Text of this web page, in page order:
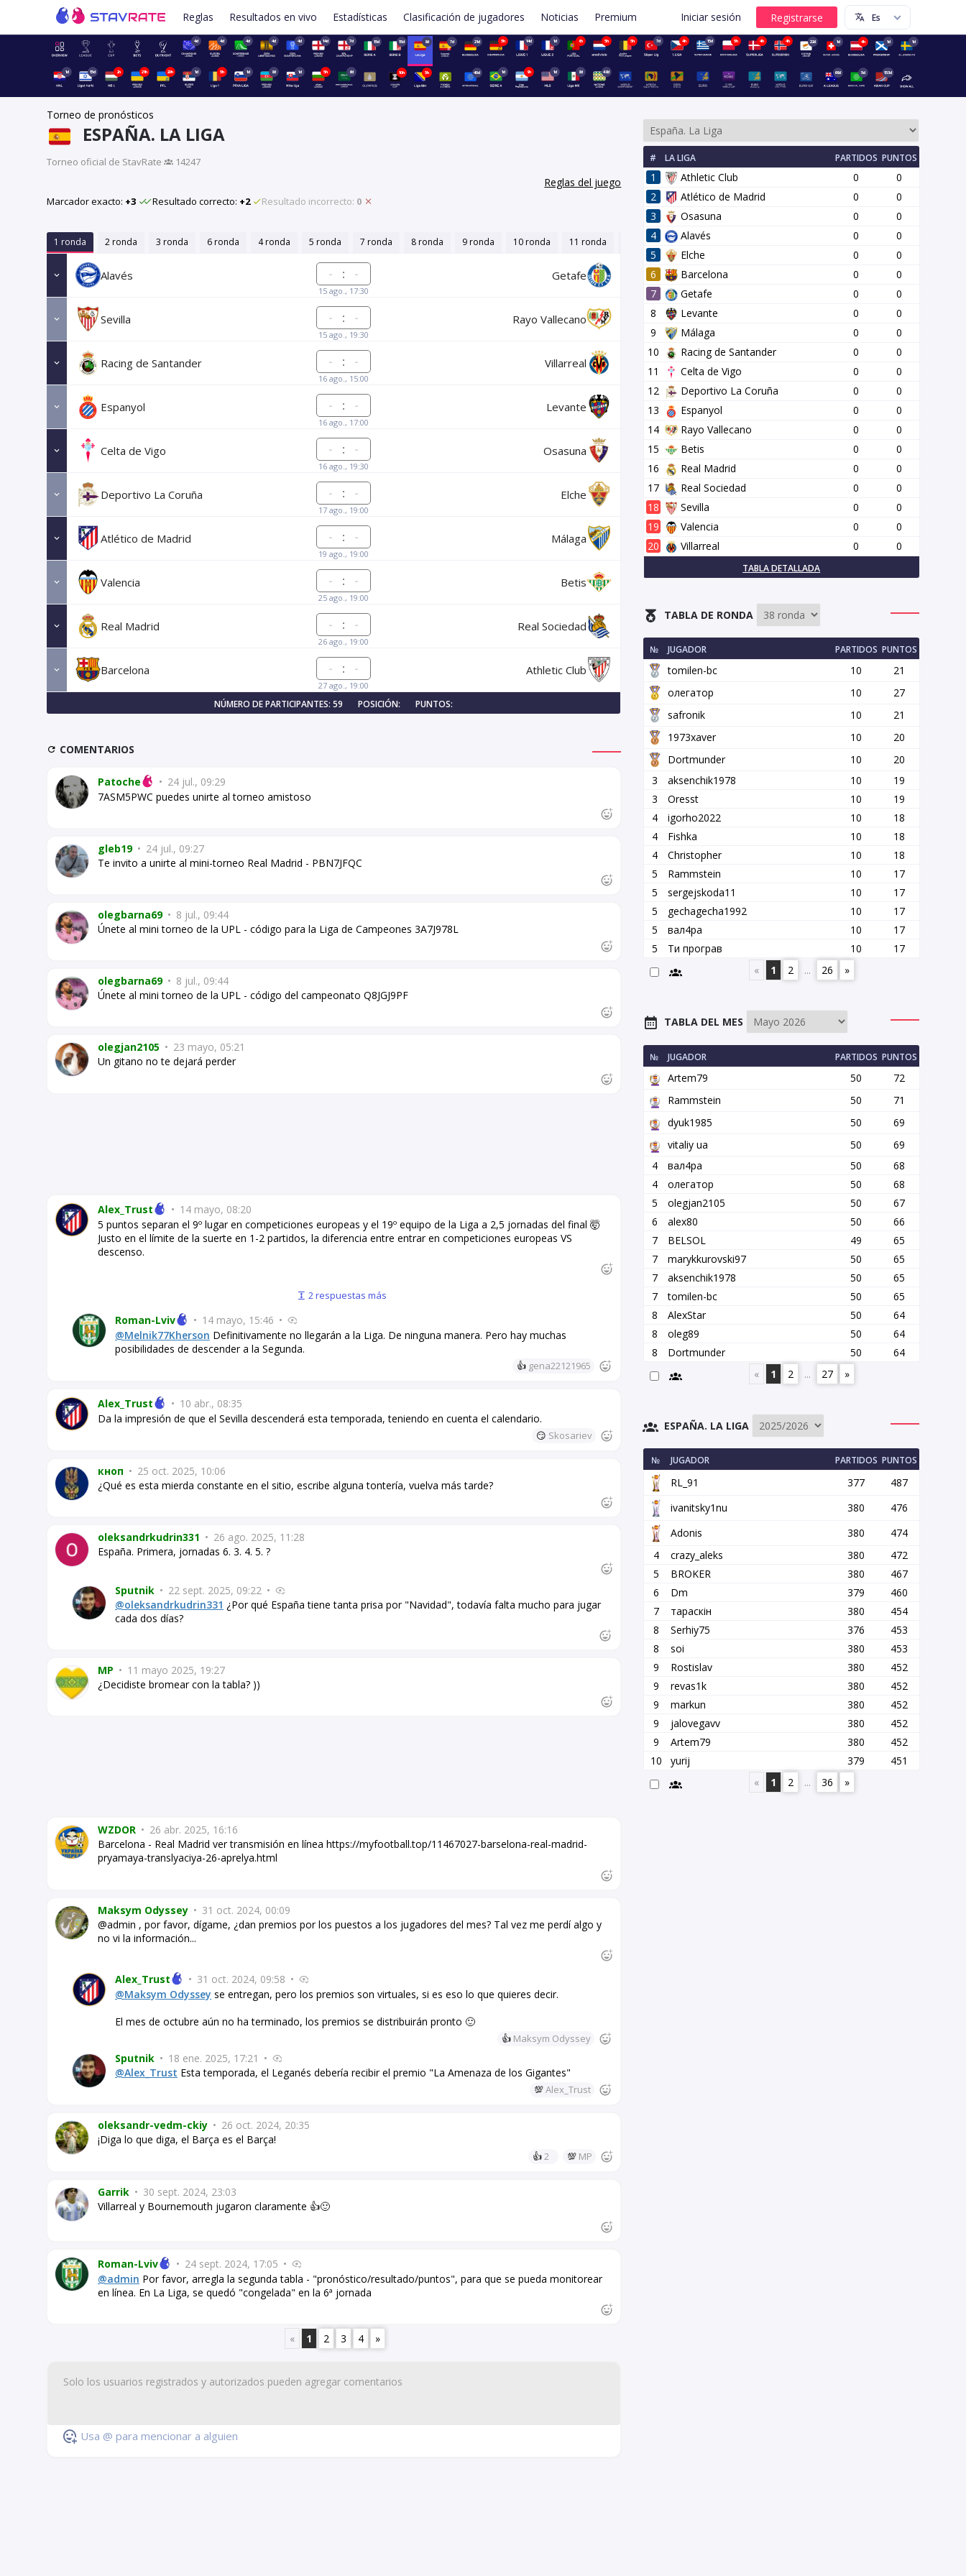
Reglas Resultados en vivo Estadísticas Clasificación de jugadores Noticias Premium Iniciar sesión
4d 4d 4d 4d 4d 14d 7d 15d 15d 8d 7d 21d 5h 14d 1d 6h 5h 5h 7d 4h 15d 5h 4h 4h 22d 1d 4h 1d 1d
1d 15d 2h 21h 20h 1d 5h 1d 8d 1d 5h 6d 10h 5h 40d 1d 9h 1d 8d 48d 69d 5d 153d
Torneo de pronósticos
ESPAÑA. LA LIGA
Torneo oficial de StavRate· 14247
Reglas del juego
Marcador exacto: +3 Resultado correcto: +2 Resultado incorrecto: 0
1 ronda 2 ronda 3 ronda 6 ronda 4 ronda 5 ronda 7 ronda 8 ronda 9 ronda 10 ronda 11 ronda 12 ronda 13 ronda 16 ronda
Alavés :
15 ago., 17:30
Getafe
Sevilla :
15 ago., 19:30
Rayo Vallecano
Racing de Santander :
16 ago., 15:00
Villarreal
Espanyol :
16 ago., 17:00
Levante
Celta de Vigo :
16 ago., 19:30
Osasuna
Deportivo La Coruña :
17 ago., 19:00
Elche
Atlético de Madrid :
19 ago., 19:00
Málaga
Valencia :
25 ago., 19:00
Betis
Real Madrid :
26 ago., 19:00
Real Sociedad
Barcelona :
27 ago., 19:00
Athletic Club
NÚMERO DE PARTICIPANTES: 59 POSICIÓN: PUNTOS:
COMENTARIOS
Patoche • 24 jul., 09:29
7ASM5PWC puedes unirte al torneo amistoso
gleb19 • 24 jul., 09:27
Te invito a unirte al mini-torneo Real Madrid - PBN7JFQC
olegbarna69 • 8 jul., 09:44
Únete al mini torneo de la UPL - código para la Liga de Campeones 3A7J978L
olegbarna69 • 8 jul., 09:44
Únete al mini torneo de la UPL - código del campeonato Q8JGJ9PF
olegjan2105 • 23 mayo, 05:21
Un gitano no te dejará perder
Alex_Trust • 14 mayo, 08:20
5 puntos separan el 9º lugar en competiciones europeas y el 19º equipo de la Liga a 2,5 jornadas del final 🤯
Justo en el límite de la suerte en 1-2 partidos, la diferencia entre entrar en competiciones europeas VS
descenso.
2 respuestas más
Roman-Lviv • 14 mayo, 15:46 •
@Melnik77Kherson Definitivamente no llegarán a la Liga. De ninguna manera. Pero hay muchas
posibilidades de descender a la Segunda.
👍 gena22121965
Alex_Trust • 10 abr., 08:35
Da la impresión de que el Sevilla descenderá esta temporada, teniendo en cuenta el calendario.
😏 Skosariev
кноп • 25 oct. 2025, 10:06
¿Qué es esta mierda constante en el sitio, escribe alguna tontería, vuelva más tarde?
oleksandrkudrin331 • 26 ago. 2025, 11:28
España. Primera, jornadas 6. 3. 4. 5. ?
Sputnik • 22 sept. 2025, 09:22 •
@oleksandrkudrin331 ¿Por qué España tiene tanta prisa por "Navidad", todavía falta mucho para jugar
cada dos días?
MP • 11 mayo 2025, 19:27
¿Decidiste bromear con la tabla? ))
WZDOR • 26 abr. 2025, 16:16
Barcelona - Real Madrid ver transmisión en línea https://myfootball.top/11467027-barselona-real-madrid-
pryamaya-translyaciya-26-aprelya.html
Maksym Odyssey • 31 oct. 2024, 00:09
@admin , por favor, dígame, ¿dan premios por los puestos a los jugadores del mes? Tal vez me perdí algo y
no vi la información...
Alex_Trust • 31 oct. 2024, 09:58 •
@Maksym Odyssey se entregan, pero los premios son virtuales, si es eso lo que quieres decir.
El mes de octubre aún no ha terminado, los premios se distribuirán pronto 🙂
👍 Maksym Odyssey
Sputnik • 18 ene. 2025, 17:21 •
@Alex_Trust Esta temporada, el Leganés debería recibir el premio "La Amenaza de los Gigantes"
💯Alex_Trust
oleksandr-vedm-ckiy • 26 oct. 2024, 20:35
¡Diga lo que diga, el Barça es el Barça!
👍2 💯 MP
Garrik • 30 sept. 2024, 23:03
Villarreal y Bournemouth jugaron claramente 👍🙂
Roman-Lviv • 24 sept. 2024, 17:05 •
@admin Por favor, arregla la segunda tabla - "pronóstico/resultado/puntos", para que se pueda monitorear
en línea. En La Liga, se quedó "congelada" en la 6ª jornada
« 1 2 3 4 »
Usa @ para mencionar a alguien
# LA LIGA PARTIDOS PUNTOS
1 Athletic Club 0
0
2
Atlético de Madrid 0
0
3
Osasuna 0
0
4
Alavés 0
0
5
Elche 0
0
6
Barcelona 0
0
7
Getafe 0
0
8
Levante 0
0
9
Málaga 0
0
10
Racing de Santander 0
0
11
Celta de Vigo 0
0
12
Deportivo La Coruña 0
0
13
Espanyol 0
0
14
Rayo Vallecano 0
0
15
Betis 0
0
16
Real Madrid 0
0
17
Real Sociedad 0
0
18
Sevilla 0
0
19
Valencia 0
0
20
Villarreal 0 0
TABLA DETALLADA
TABLA DE RONDA
№ JUGADOR PARTIDOS PUNTOS
tomilen-bc 10
21
олегатор
10
27
safronik
10
21
1973xaver
10
20
Dortmunder
10
20
3
aksenchik1978 10
19
3
Oresst 10
19
4
igorho2022 10
18
4
Fishka 10
18
4
Christopher 10
18
5
Rammstein 10
17
5
sergejskoda11 10
17
5
gechagecha1992 10
17
5
вал4ра 10
17
5
Ти програв 10
17
«
1 2 ... 26 »
TABLA DEL MES
№ JUGADOR PARTIDOS PUNTOS
Artem79 50
72
Rammstein
50
71
dyuk1985
50
69
vitaliy ua
50
69
4
вал4ра 50
68
4
олегатор 50
68
5
olegjan2105 50
67
6
alex80 50
66
7
BELSOL 49
65
7
marykkurovski97 50
65
7
aksenchik1978 50
65
7
tomilen-bc 50
65
8
AlexStar 50
64
8
oleg89 50
64
8
Dortmunder 50
64
«
1 2 ... 27 »
ESPAÑA. LA LIGA
№ JUGADOR PARTIDOS PUNTOS
RL_91 377
487
ivanitsky1nu
380
476
Adonis
380
474
4
crazy_aleks 380
472
5
BROKER 380
467
6
Dm 379
460
7
тараскін 380
454
8
Serhiy75 376
453
8
soi 380
453
9
Rostislav 380
452
9
revas1k 380
452
9
markun 380
452
9
jalovegavv 380
452
9
Artem79 380
452
10
yurij 379
451
«
1 2 ... 36 »